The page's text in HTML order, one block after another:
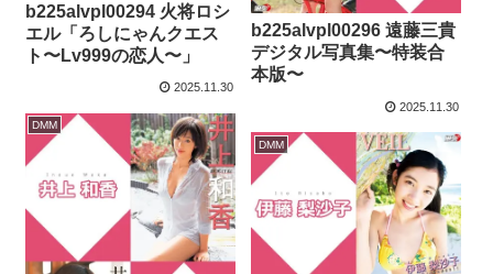
b225alvpl00294 火将ロシ
エル「ろしにゃんクエス
ト〜Lv999の恋人〜」
2025.11.30
b225alvpl00296 遠藤三貴
デジタル写真集〜特装合
本版〜
2025.11.30
DMM
DMM